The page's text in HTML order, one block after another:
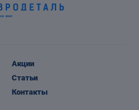
Акции
Статьи
Контакты